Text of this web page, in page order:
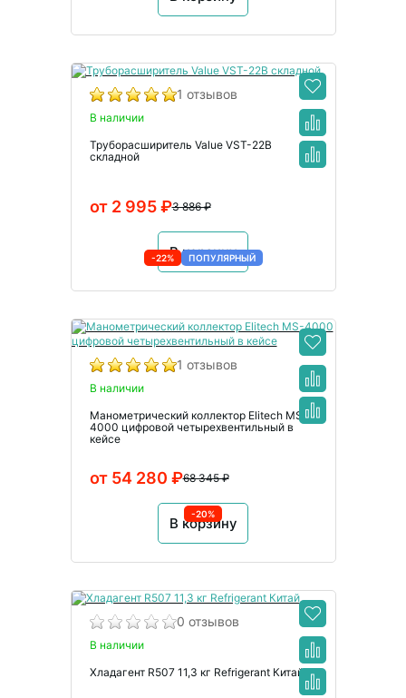
1 отзывов
В наличии
Труборасширитель Value VST-22B
складной
3 886 ₽
от 2 995 ₽
В корзину
-22% ПОПУЛЯРНЫЙ
1 отзывов
В наличии
Манометрический коллектор Elitech MS-
4000 цифровой четырехвентильный в
кейсе
68 345 ₽
от 54 280 ₽
В корзину
-20%
0 отзывов
В наличии
Хладагент R507 11,3 кг Refrigerant Китай